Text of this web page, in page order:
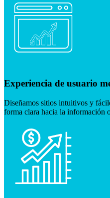
Experiencia de usuario
Diseñamos sitios intuitivos y
forma clara hacia la información